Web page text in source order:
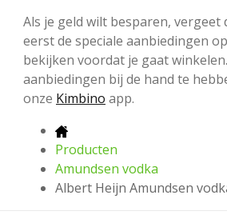
Als je geld wilt besparen, vergeet
eerst de speciale aanbiedingen op
bekijken voordat je gaat
aanbiedingen bij de hand te
onze Kimbino app.
Producten
Amundsen vodka
Albert Heijn Amundsen